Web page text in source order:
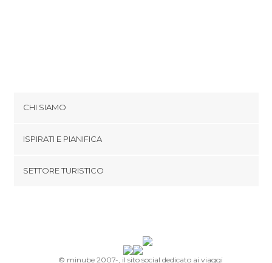
CHI SIAMO
Termini e Condizioni
ISPIRATI E PIANIFICA
SETTORE TURISTICO
© minube 2007-, il sito social dedicato ai viaggi